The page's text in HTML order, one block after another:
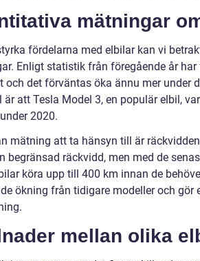
mätningar
fördelarna med elbilar kan vi
Enligt statistik från föregående år
och det förväntas öka ännu mer under
är att Tesla Model 3, en populär elbil,
2020.
mätning att ta hänsyn till är
begränsad räckvidd, men med de
köra upp till 400 km innan de
ökning från tidigare modeller och
mellan olika